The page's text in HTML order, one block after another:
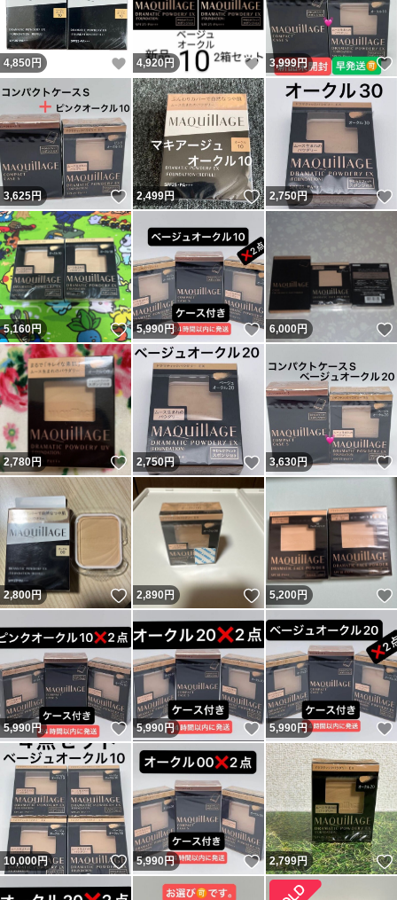
4,850 円 いいね！
4,920円 いいね！
3,999円
3,625円 いいね！
2,499円 いいね！
2,750円
5,160円 いいね！
5,990円 いいね！
6,000円
2,780円 いいね！
2,750円 いいね！
3,630円
2,800円 いいね！
2,890円 いいね！
5,200円
5,990円 いいね！
5,990円 いいね！
5,990円
10,000円 いいね！
5,990 円 いいね！
2,799円